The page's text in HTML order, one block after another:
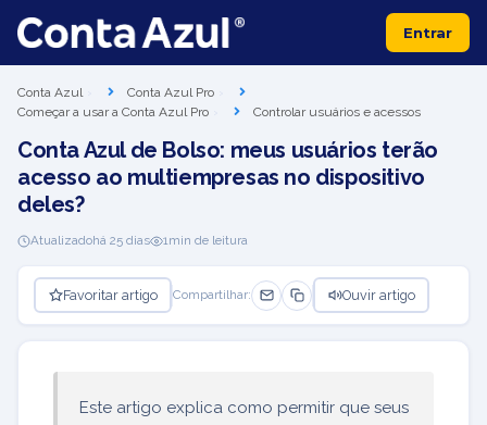
Entrar
Conta Azul
Conta Azul Pro
Começar a usar a Conta Azul Pro
Controlar usuários e acessos
Conta Azul de Bolso: meus usuários terão
acesso ao multiempresas no dispositivo
deles?
Atualizadohá 25 dias 1min de leitura
Favoritar artigo Compartilhar: Ouvir artigo
Este artigo explica como permitir que seus